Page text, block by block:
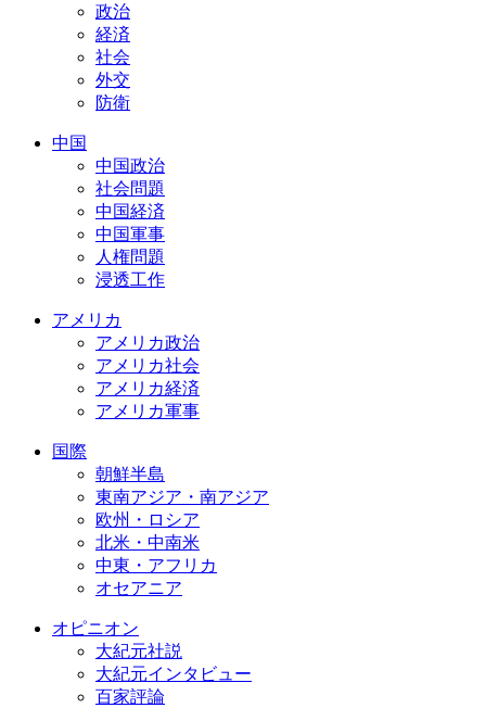
政治
経済
社会
外交
防衛
中国
中国政治
社会問題
中国経済
中国軍事
人権問題
浸透工作
アメリカ
アメリカ政治
アメリカ社会
アメリカ経済
アメリカ軍事
国際
朝鮮半島
東南アジア・南アジア
欧州・ロシア
北米・中南米
中東・アフリカ
オセアニア
オピニオン
大紀元社説
大紀元インタビュー
百家評論